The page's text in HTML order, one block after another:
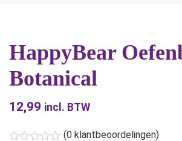
Onze merken
Hoe begin ik?
HappyBear
Botanical
12,99 incl. BTW
(0 klantbeoordelingen)